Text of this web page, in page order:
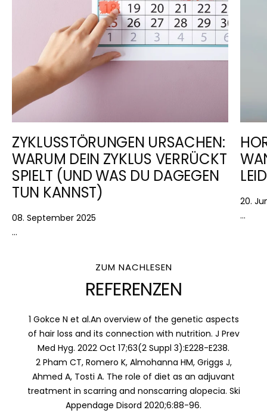
ZYKLUSSTÖRUNGEN URSACHEN:
WARUM DEIN ZYKLUS VERRÜCKT
SPIELT (UND WAS DU DAGEGEN
TUN KANNST)
08. September 2025
...
20.
...
ZUM NACHLESEN
REFERENZEN
1 Gokce N et al.An overview of the genetic aspects
of hair loss and its connection with nutrition. J Prev
Med Hyg. 2022 Oct 17;63(2 Suppl 3):E228-E238.
2 Pham CT, Romero K, Almohanna HM, Griggs J,
Ahmed A, Tosti A. The role of diet as an adjuvant
treatment in scarring and nonscarring alopecia. Ski
Appendage Disord 2020;6:88-96.